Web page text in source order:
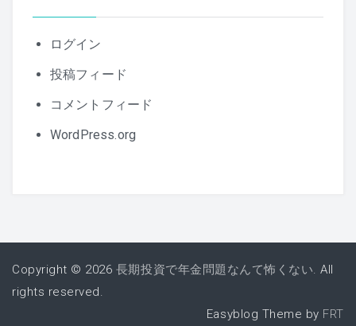
ログイン
投稿フィード
コメントフィード
WordPress.org
Copyright © 2026 長期投資で年金問題なんて怖くない. All
rights reserved.
Easyblog Theme by FRT